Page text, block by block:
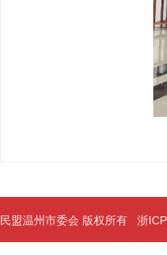
民盟温州市委会 版权所有 浙